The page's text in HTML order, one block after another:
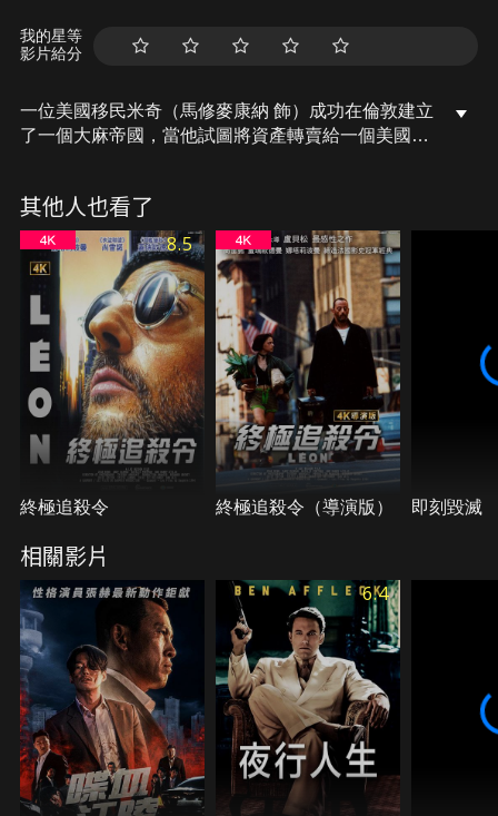
我的星等
影片給分
一位美國移民米奇（馬修麥康納 飾）成功在倫敦建立
了一個大麻帝國，當他試圖將資產轉賣給一個美國富
呢？
其他人也看了
8.5
終極追殺令 終極追殺令（導演版） 即刻毀滅
相關影片
6.4